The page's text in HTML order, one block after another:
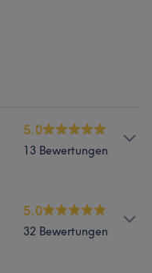
5.0
13 Bewertungen
Massage
5.0
32 Bewertungen